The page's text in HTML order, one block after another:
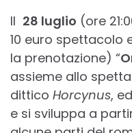
Il 28 luglio (ore
10 euro spettacolo
la prenotazione) “
assieme allo
dittico Horcynus,
e si sviluppa a